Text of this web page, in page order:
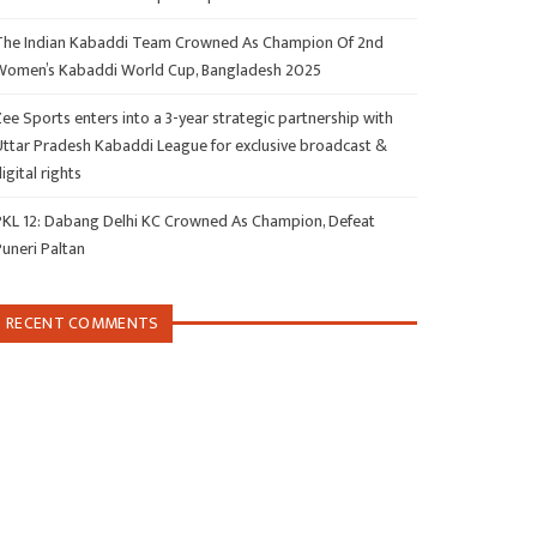
Indian Kabaddi Team Crowned As Champion Of 2nd
Kabaddi World Cup, Bangladesh 2025
Sports enters into a 3-year strategic partnership with
Pradesh Kabaddi League for exclusive broadcast &
rights
12: Dabang Delhi KC Crowned As Champion, Defeat
Paltan
RECENT COMMENTS